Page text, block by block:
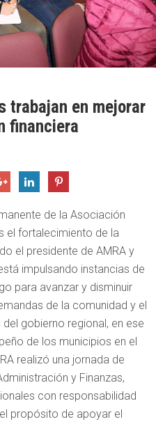
trabajan en mejorar
financiera
de la Asociación
el fortalecimiento de la
el presidente de AMRA y
impulsando instancias de
para avanzar y disminuir
de la comunidad y el
gobierno regional, en ese
de los municipios en el
realizó una jornada de
y Finanzas,
con responsabilidad
propósito de apoyar el